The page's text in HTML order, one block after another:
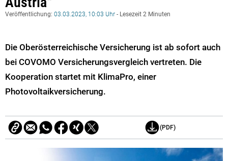
Veröffentlichung: 03.03.2023, 10:03 Uhr - Lesezeit 2 Minuten
Die Oberösterreichische Versicherung ist ab sofort auch
bei COVOMO Versicherungsvergleich vertreten. Die
Kooperation startet mit KlimaPro, einer
Photovoltaikversicherung.
(PDF)